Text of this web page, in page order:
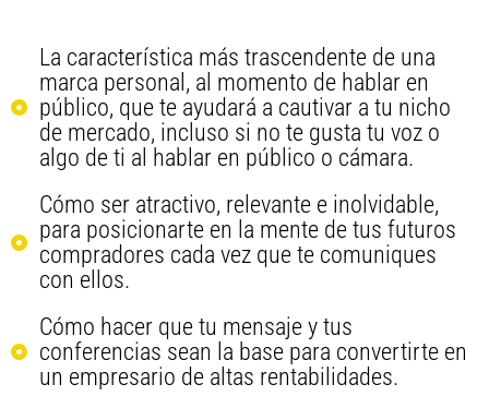
La característica más trascendente de una
marca personal, al momento de hablar en
público, que te ayudará a cautivar a tu nicho
de mercado, incluso si no te gusta tu voz o
algo de ti al hablar en público o cámara.
Cómo ser atractivo, relevante e inolvidable,
para posicionarte en la mente de tus futuros
compradores cada vez que te comuniques
con ellos.
Cómo hacer que tu mensaje y tus
conferencias sean la base para convertirte en
un empresario de altas rentabilidades.